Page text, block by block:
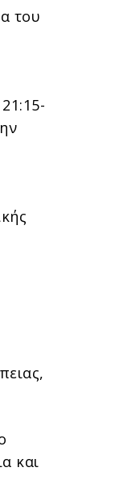
του
και